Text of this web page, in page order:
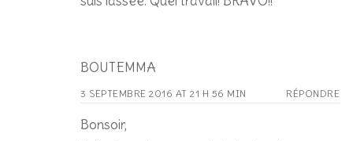
BOUTEMMA
3 SEPTEMBRE 2016 AT 21 H 56 MIN RÉPONDRE
Bonsoir,